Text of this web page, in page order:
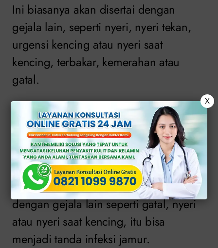
Ini biasanya akan disertai dengan
gejala lain, seperti nyeri, nyeri tekan,
urgensi kencing atau nyeri saat
kencing, terbakar, kemerahan atau
gatal.
Keputihan yang encer mungkin
merupakan bagian normal dari siklus
menstruasi.
Jika cairan yang keluar lebih kental dan
memiliki konsistensi seperti keju dan
dengan gejala lain seperti gatal, nyeri
atau nyeri saat kencing, itu bisa
menjadi tanda infeksi jamur.
X